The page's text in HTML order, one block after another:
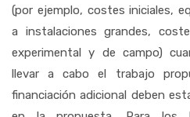
(por ejemplo, costes iniciales,
a instalaciones grandes,
experimental y de campo)
llevar a cabo el trabajo
financiación adicional deben